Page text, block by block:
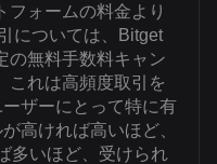
フォームの料金より
については、Bitget
の無料手数料キャン
これは高頻度取引を
ザーにとって特に有
高ければ高いほど、
多いほど、受けられ